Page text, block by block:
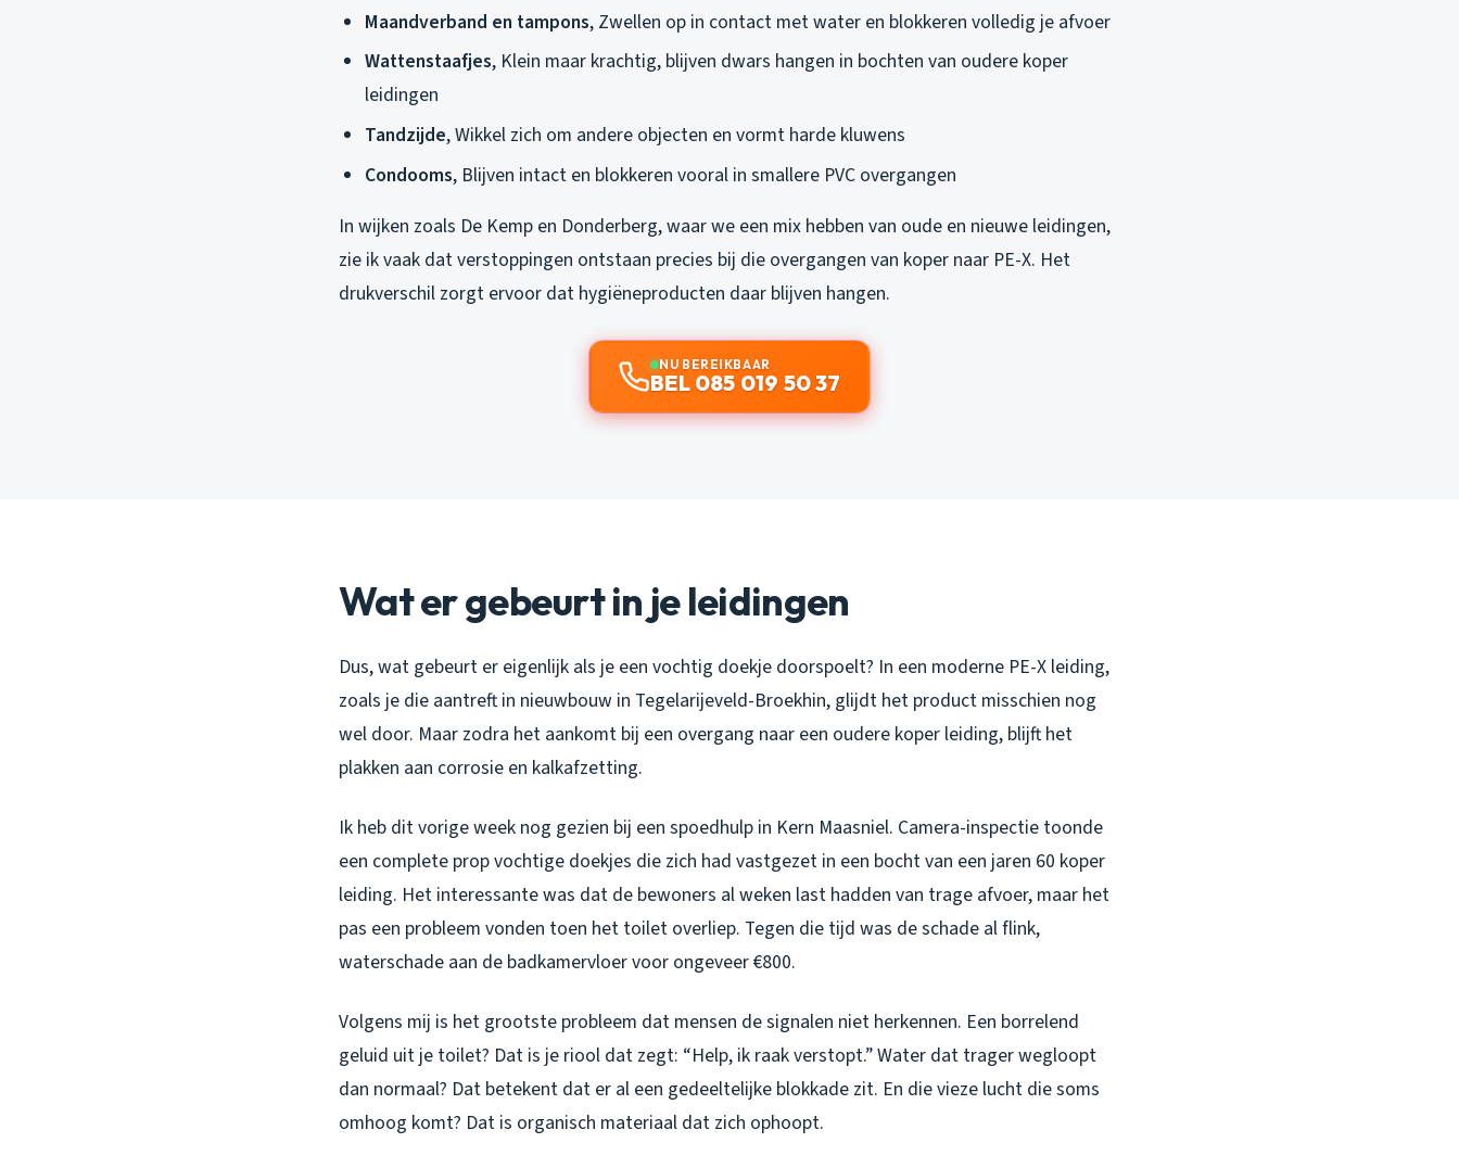
Maandverband en tampons, Zwellen op in contact met water en blokkeren volledig je afvoer
Wattenstaafjes, Klein maar krachtig, blijven dwars hangen in bochten van oudere koper
leidingen
Tandzijde, Wikkel zich om andere objecten en vormt harde kluwens
Condooms, Blijven intact en blokkeren vooral in smallere PVC overgangen
In wijken zoals De Kemp en Donderberg, waar we een mix hebben van oude en nieuwe leidingen,
zie ik vaak dat verstoppingen ontstaan precies bij die overgangen van koper naar PE-X. Het
drukverschil zorgt ervoor dat hygiëneproducten daar blijven hangen.
NU BEREIKBAAR
BEL 085 019 50 37
Wat er gebeurt in je leidingen
Dus, wat gebeurt er eigenlijk als je een vochtig doekje doorspoelt? In een moderne PE-X leiding,
zoals je die aantreft in nieuwbouw in Tegelarijeveld-Broekhin, glijdt het product misschien nog
wel door. Maar zodra het aankomt bij een overgang naar een oudere koper leiding, blijft het
plakken aan corrosie en kalkafzetting.
Ik heb dit vorige week nog gezien bij een spoedhulp in Kern Maasniel. Camera-inspectie toonde
een complete prop vochtige doekjes die zich had vastgezet in een bocht van een jaren 60 koper
leiding. Het interessante was dat de bewoners al weken last hadden van trage afvoer, maar het
pas een probleem vonden toen het toilet overliep. Tegen die tijd was de schade al flink,
waterschade aan de badkamervloer voor ongeveer €800.
Volgens mij is het grootste probleem dat mensen de signalen niet herkennen. Een borrelend
geluid uit je toilet? Dat is je riool dat zegt: “Help, ik raak verstopt.” Water dat trager wegloopt
dan normaal? Dat betekent dat er al een gedeeltelijke blokkade zit. En die vieze lucht die soms
omhoog komt? Dat is organisch materiaal dat zich ophoopt.